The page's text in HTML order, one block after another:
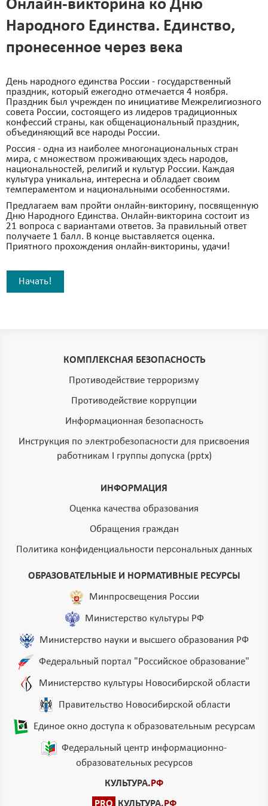
Онлайн-викторина ко Дню
Народного Единства. Единство,
пронесенное через века
День народного единства России - государственный
праздник, который ежегодно отмечается 4 ноября.
Праздник был учрежден по инициативе Межрелигиозного
совета России, состоящего из лидеров традиционных
конфессий страны, как общенациональный праздник,
объединяющий все народы России.
Россия - одна из наиболее многонациональных стран
мира, с множеством проживающих здесь народов,
национальностей, религий и культур России. Каждая
культура уникальна, интересна и обладает своим
темпераментом и национальными особенностями.
Предлагаем вам пройти онлайн-викторину, посвященную
Дню Народного Единства. Онлайн-викторина состоит из
21 вопроса с вариантами ответов. За правильный ответ
получаете 1 балл. В конце выставляется оценка.
Приятного прохождения онлайн-викторины, удачи!
Начать!
КОМПЛЕКСНАЯ БЕЗОПАСНОСТЬ
Противодействие терроризму
Противодействие коррупции
Информационная безопасность
Инструкция по электробезопасности для присвоения
работникам I группы допуска (pptx)
ИНФОРМАЦИЯ
Оценка качества образования
Обращения граждан
Политика конфиденциальности персональных данных
ОБРАЗОВАТЕЛЬНЫЕ И НОРМАТИВНЫЕ РЕСУРСЫ
Минпросвещения России
Министерство культуры РФ
Министерство науки и высшего образования РФ
Федеральный портал "Российское образование"
Министерство культуры Новосибирской области
Правительство Новосибирской области
Единое окно доступа к образовательным ресурсам
Федеральный центр информационно-
образовательных ресурсов
КУЛЬТУРА.РФ